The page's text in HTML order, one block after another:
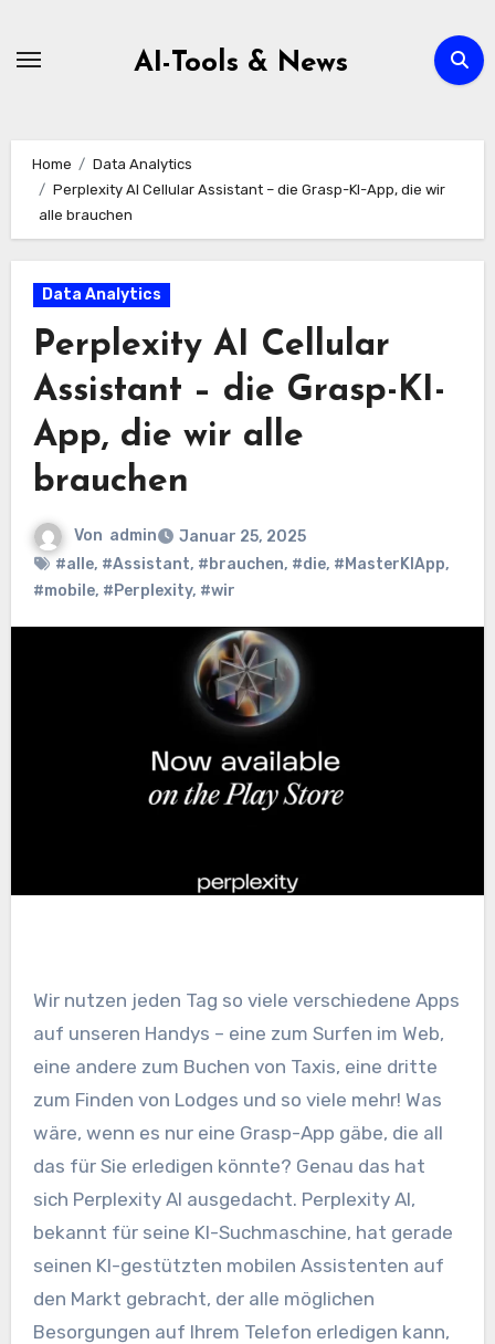
AI-Tools & News
Home
Data Analytics
Perplexity AI Cellular Assistant – die Grasp-KI-App, die wir
alle brauchen
Data Analytics
Perplexity AI Cellular
Assistant – die Grasp-KI-
App, die wir alle
brauchen
Von admin
Januar 25, 2025
#alle, #Assistant, #brauchen, #die, #MasterKIApp,
#mobile, #Perplexity, #wir
Wir nutzen jeden Tag so viele verschiedene Apps
auf unseren Handys – eine zum Surfen im Web,
eine andere zum Buchen von Taxis, eine dritte
zum Finden von Lodges und so viele mehr! Was
wäre, wenn es nur eine Grasp-App gäbe, die all
das für Sie erledigen könnte? Genau das hat
sich Perplexity AI ausgedacht. Perplexity AI,
bekannt für seine KI-Suchmaschine, hat gerade
seinen KI-gestützten mobilen Assistenten auf
den Markt gebracht, der alle möglichen
Besorgungen auf Ihrem Telefon erledigen kann,